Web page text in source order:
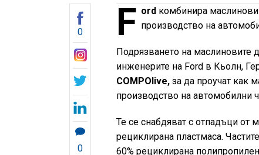
0
0
F ordкомбинира маслинови
производство на
Подрязването на маслиновите
инженерите на Ford в Кьолн,
COMPOlive, за да проучат как
производство на автомобилни
Те се снабдяват с отпадъци от
рециклирана пластмаса.
60% рециклирана